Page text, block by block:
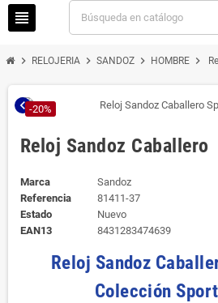
view_headline
chevron_right RELOJERIA chevron_right SANDOZ chevron_right HOMBRE chevron_right
chevron_left-20%
Reloj Sandoz Caballero
Marca
Sandoz
Referencia
81411-37
Estado
Nuevo
EAN13
8431283474639
Reloj Sandoz
Colección